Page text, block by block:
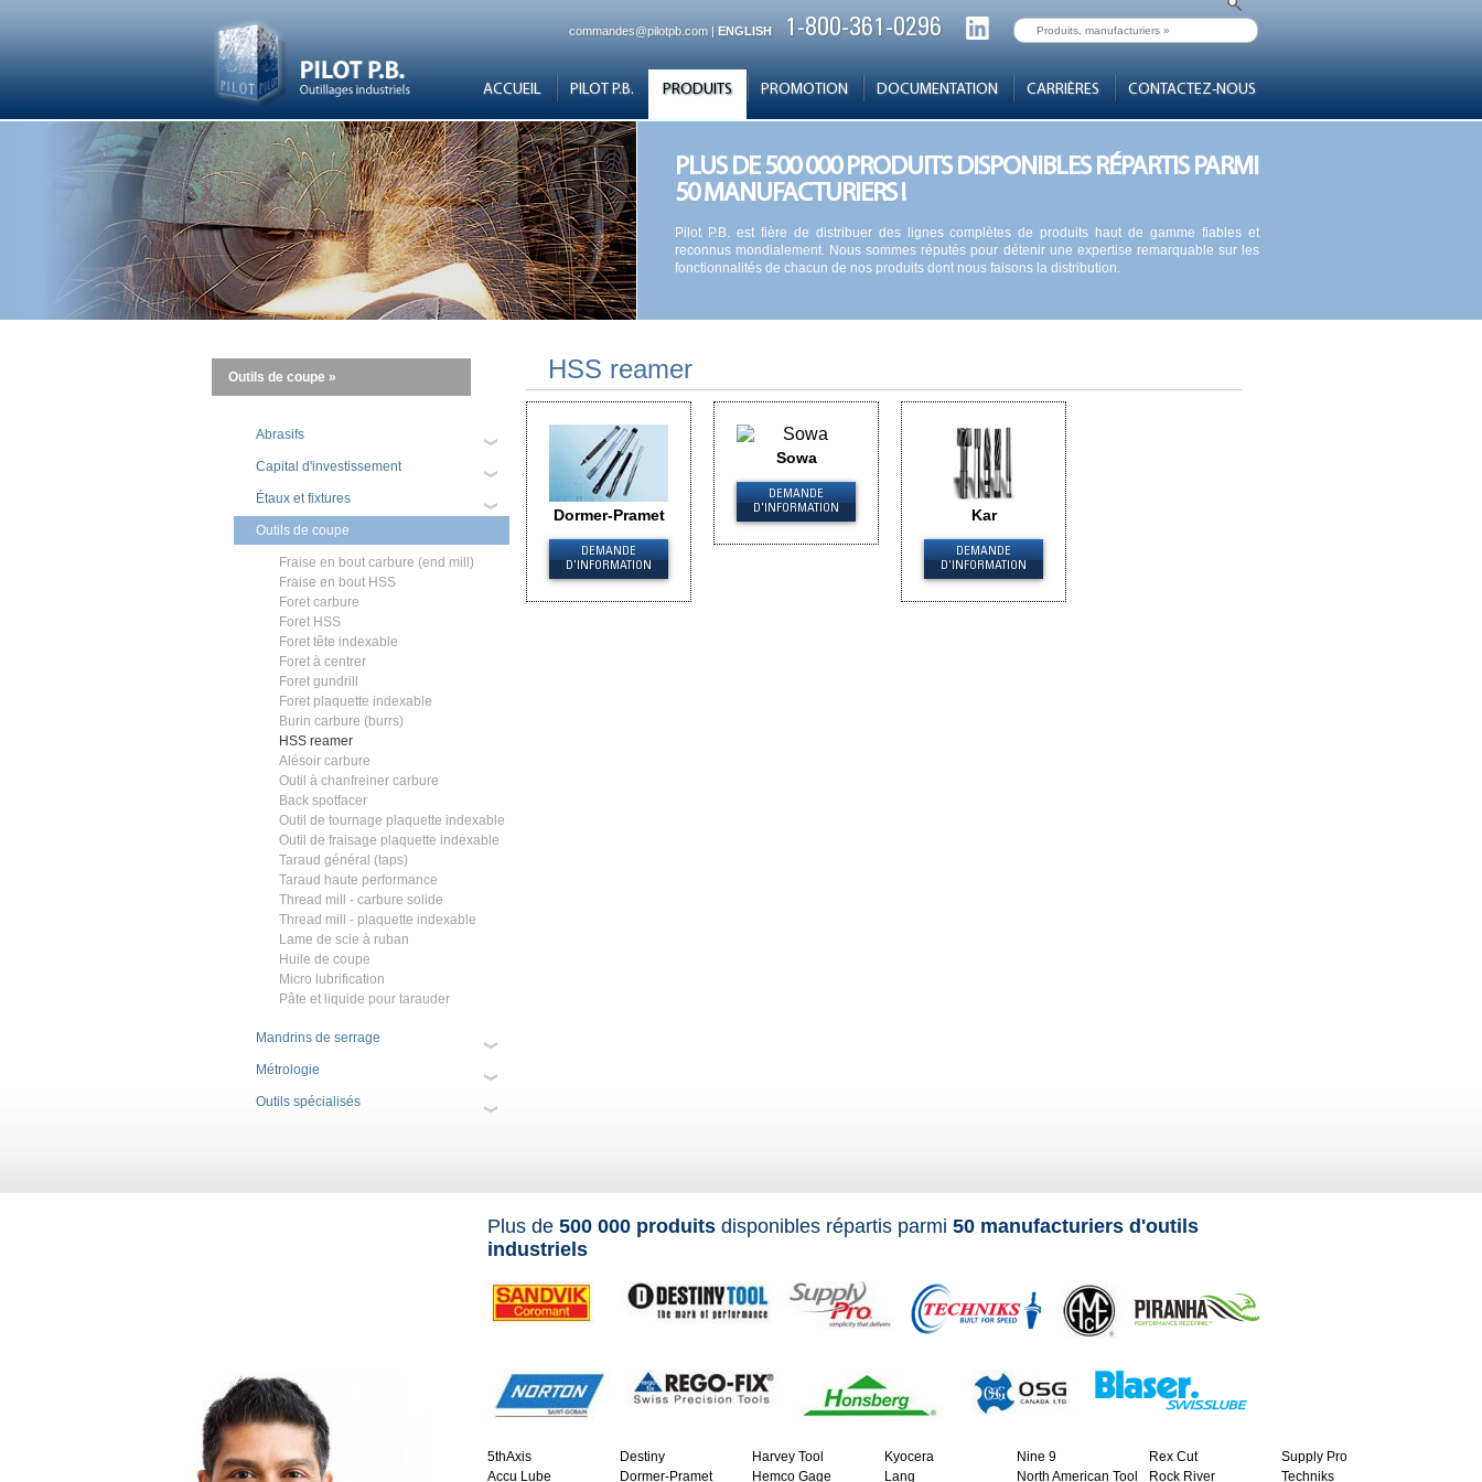
commandes@pilotpb.com | ENGLISH 1-800-361-0296
CONTACTEZ-NOUS
CARRIÈRES
DOCUMENTATION
PROMOTION
PRODUITS
PILOT P.B.
ACCUEIL
PLUS DE 500 000 PRODUITS DISPONIBLES RÉPARTIS PARMI
50 MANUFACTURIERS !
Pilot P.B. est fière de distribuer des lignes complètes de produits haut de gamme fiables et
reconnus mondialement. Nous sommes réputés pour détenir une expertise remarquable sur les
fonctionnalités de chacun de nos produits dont nous faisons la distribution.
Outils de coupe »
Abrasifs
Capital d'investissement
Étaux et fixtures
Outils de coupe
Fraise en bout carbure (end mill)
Fraise en bout HSS
Foret carbure
Foret HSS
Foret tête indexable
Foret à centrer
Foret gundrill
Foret plaquette indexable
Burin carbure (burrs)
HSS reamer
Alésoir carbure
Outil à chanfreiner carbure
Back spotfacer
Outil de tournage plaquette indexable
Outil de fraisage plaquette indexable
Taraud général (taps)
Taraud haute performance
Thread mill - carbure solide
Thread mill - plaquette indexable
Lame de scie à ruban
Huile de coupe
Micro lubrification
Pâte et liquide pour tarauder
Mandrins de serrage
Métrologie
Outils spécialisés
HSS reamer
Dormer-Pramet
DEMANDE
D'INFORMATION
Sowa
DEMANDE
D'INFORMATION
Kar
DEMANDE
D'INFORMATION
Plus de 500 000 produits disponibles répartis parmi 50 manufacturiers d'outils
industriels
5thAxis
Accu Lube
Destiny
Dormer-Pramet
Harvey Tool
Hemco Gage
Kyocera
Lang
Nine 9
North American Tool
Rex Cut
Rock River
Supply Pro
Techniks